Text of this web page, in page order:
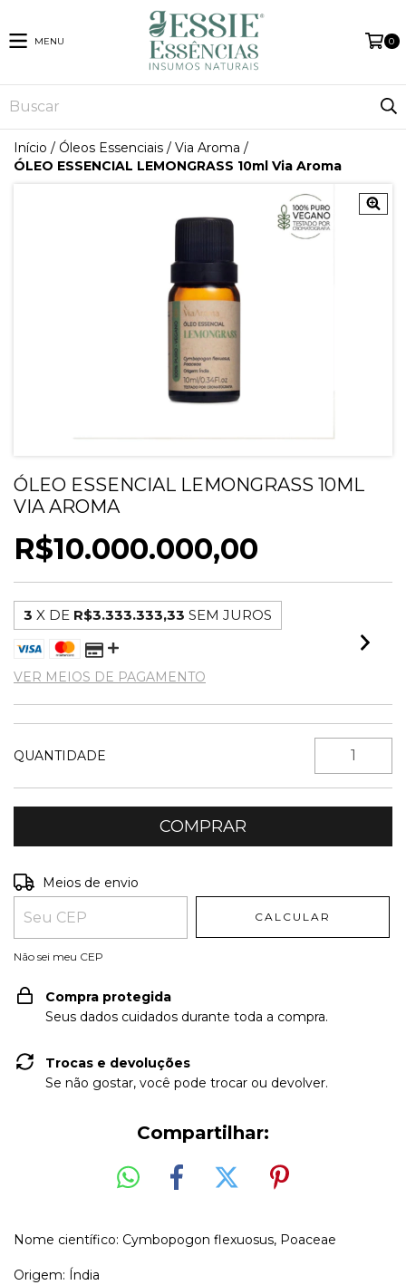
MENU 0
Início / Óleos Essenciais / Via Aroma /
ÓLEO ESSENCIAL LEMONGRASS 10ml Via Aroma
ÓLEO ESSENCIAL LEMONGRASS 10ML
VIA AROMA
R$10.000.000,00
3 X DE R$3.333.333,33 SEM JUROS
VER MEIOS DE PAGAMENTO
QUANTIDADE
Entregas para o CEP:
Meios de envio
CALCULAR
Não sei meu CEP
Compra protegida
Seus dados cuidados durante toda a compra.
Trocas e devoluções
Se não gostar, você pode trocar ou devolver.
Compartilhar:
Nome científico: Cymbopogon flexuosus, Poaceae
Origem: Índia